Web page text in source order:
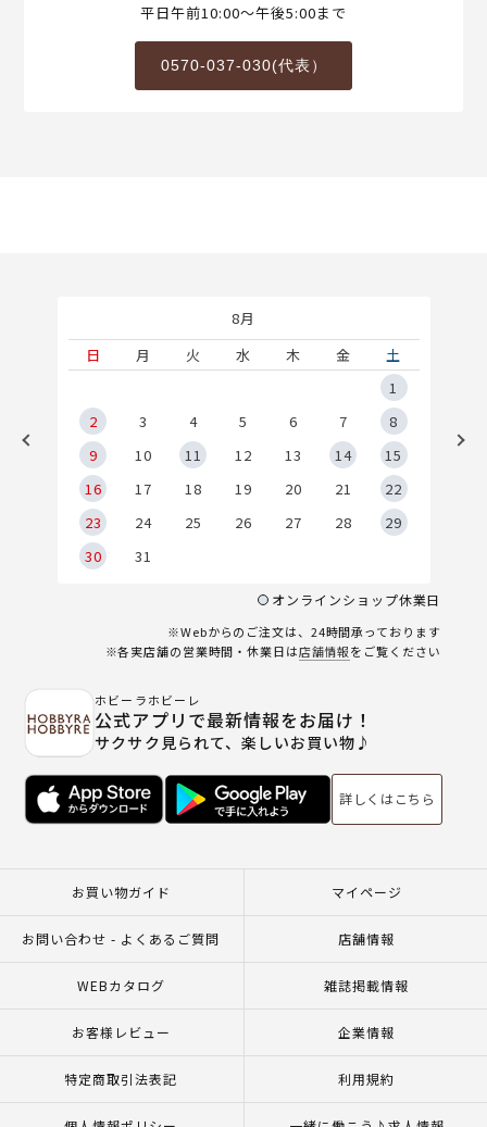
平日午前10:00～午後5:00まで
0570-037-030(代表）
8月
日
月 火 水 木 金
土
1
2
3 4 5 6 7
8
9
10 11 12 13 14
15
16
17 18 19 20 21
22
23
24 25 26 27 28
29
30
31
オンラインショップ休業日
※Webからのご注文は、24時間承っております
※各実店舗の営業時間・休業日は店舗情報をご覧ください
ホビーラホビーレ
公式アプリで最新情報をお届け！
サクサク見られて、楽しいお買い物♪
詳しくはこちら
お買い物ガイド マイページ
お問い合わせ - よくあるご質問 店舗情報
WEBカタログ 雑誌掲載情報
お客様レビュー 企業情報
特定商取引法表記 利用規約